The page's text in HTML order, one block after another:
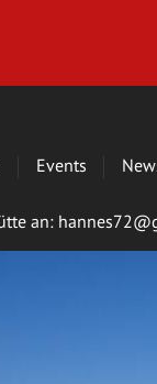
Events
an: